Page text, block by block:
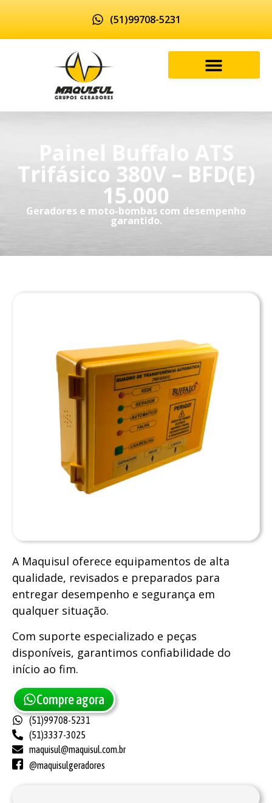
(51)99708-5231
Painel Buffalo ATS
Trifásico 380V – BFD(E)
15.000
Geradores e moto-bombas com desempenho
garantido.
A Maquisul oferece equipamentos de alta
qualidade, revisados e preparados para
entregar desempenho e segurança em
qualquer situação.
Com suporte especializado e peças
disponíveis, garantimos confiabilidade do
início ao fim.
Compre agora
(51)99708-5231
(51)3337-3025
maquisul@maquisul.com.br
@maquisulgeradores